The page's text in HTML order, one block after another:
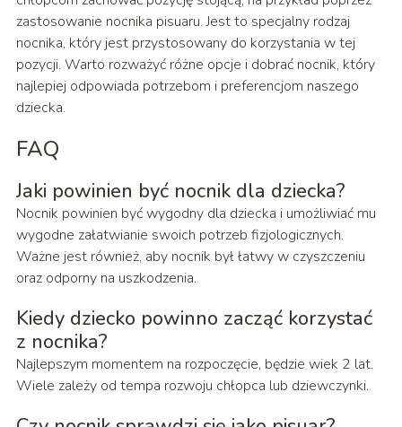
zastosowanie nocnika pisuaru. Jest to specjalny rodzaj
nocnika, który jest przystosowany do korzystania w tej
pozycji. Warto rozważyć różne opcje i dobrać nocnik, który
najlepiej odpowiada potrzebom i preferencjom naszego
dziecka.
FAQ
Jaki powinien być nocnik dla dziecka?
Nocnik powinien być wygodny dla dziecka i umożliwiać mu
wygodne załatwianie swoich potrzeb fizjologicznych.
Ważne jest również, aby nocnik był łatwy w czyszczeniu
oraz odporny na uszkodzenia.
Kiedy dziecko powinno zacząć korzystać
z nocnika?
Najlepszym momentem na rozpoczęcie, będzie wiek 2 lat.
Wiele zależy od tempa rozwoju chłopca lub dziewczynki.